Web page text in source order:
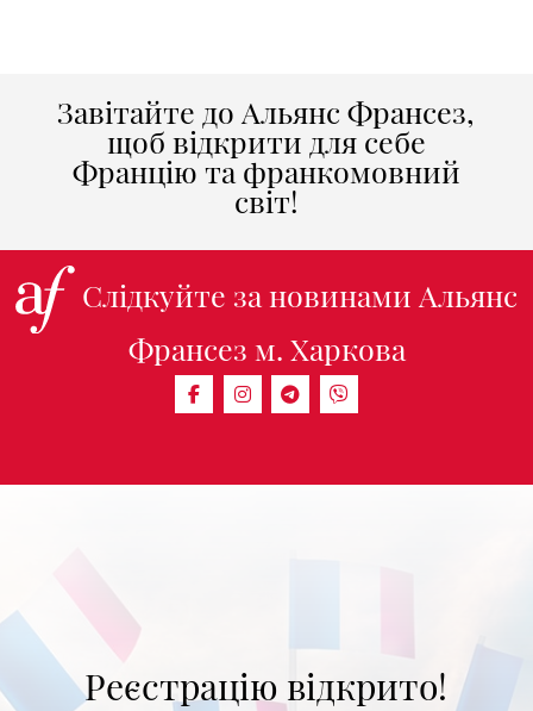
Завітайте до Альянс Франсез,
щоб відкрити для себе
Францію та франкомовний
світ!
Слідкуйте за новинами Альянс
Франсез м. Харкова
Реєстрацію відкрито!